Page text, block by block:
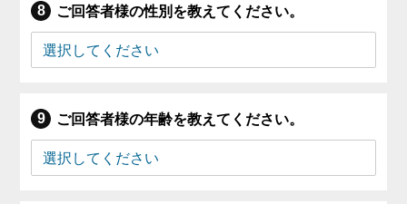
ご回答者様の性別を教えてください。
ご回答者様の年齢を教えてください。